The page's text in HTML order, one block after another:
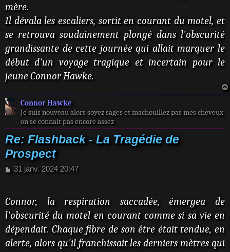
mère.
Il dévala les escaliers, sortit en courant du motel, et
se retrouva soudainement plongé dans l'obscurité
grandissante de cette journée qui allait marquer le
début d'un voyage tragique et incertain pour le
jeune Connor Hawke.
Connor Hawke
Je suis nouveau alors soyez sages et machouillez pas mes cheveux
on se connait pas encore assez
Re: Flashback - La Tragédie de
Prospect
M
a
g
e
31 janv. 2024 20:47
Connor, la respiration saccadée, émergea de
l'obscurité du motel en courant comme si sa vie en
dépendait. Chaque fibre de son être était tendue, en
alerte, alors qu'il franchissait les derniers mètres qui